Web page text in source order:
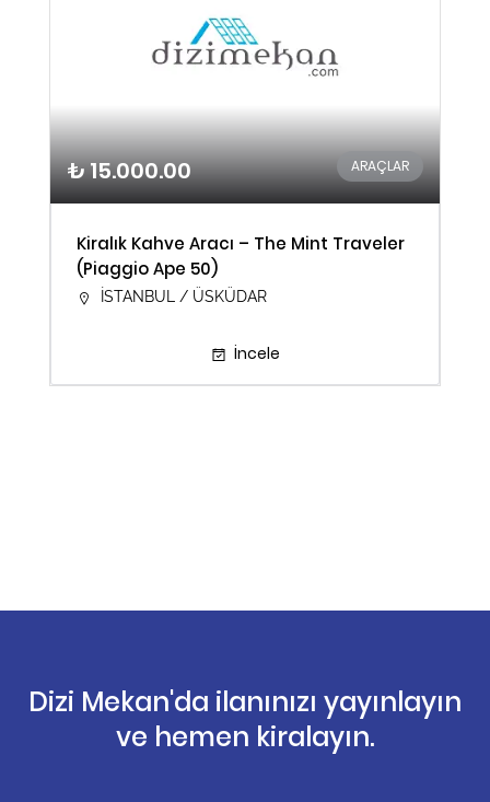
₺ 15.000.00 ARAÇLAR
Kiralık Kahve Aracı – The Mint Traveler
(Piaggio Ape 50)
İSTANBUL / ÜSKÜDAR
İncele
Dizi Mekan'da ilanınızı yayınlayın
ve hemen kiralayın.